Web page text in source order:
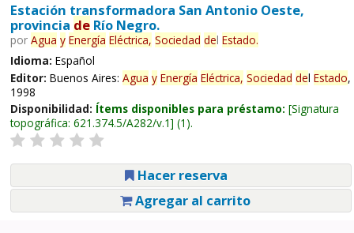
Estación transformadora San Antonio Oeste,
provincia deRío Negro.
por Agua y Energía Eléctrica, Sociedad del Estado.
Idioma: Español
Editor: Buenos Aires: Agua y Energía Eléctrica, Sociedad del Estado,
1998
Disponibilidad: Ítems disponibles para préstamo: Signatura
topográfica: 621.374.5/A282/v.1 (1).
Hacer reserva
Agregar al carrito